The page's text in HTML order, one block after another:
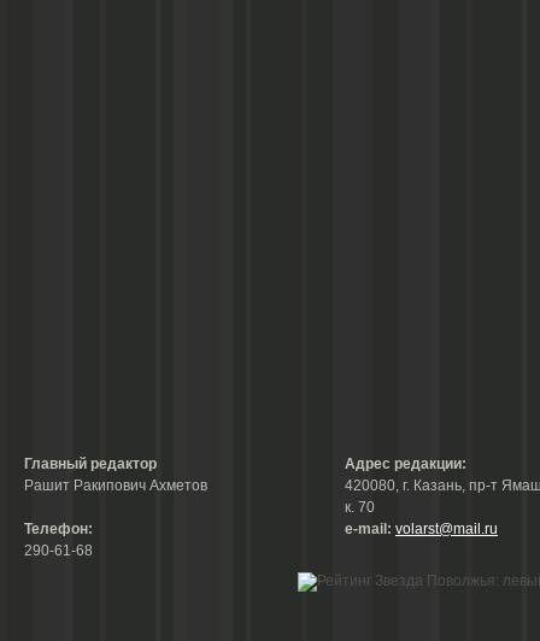
Главный редактор
Рашит Ракипович Ахметов
Телефон:
290-61-68
Адрес редакции:
420080, г. Казань, пр-т
к. 70
е-mail: volarst@mail.ru